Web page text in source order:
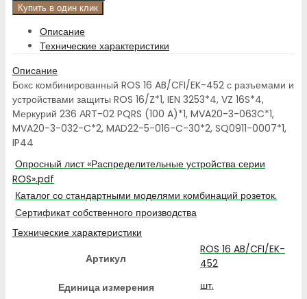
Купить в один клик
Описание
Технические характеристики
Описание
Бокс комбинированный ROS 16 AB/CFI/EK-452 с разъемами и
устройствами защиты ROS 16/Z*1, IEN 3253*4, VZ 16S*4,
Меркурий 236 АRT-02 PQRS (100 A)*1, MVA20-3-063C*1,
MVA20-3-032-C*2, MAD22-5-016-C-30*2, SQ0911-0007*1,
IP44
Опросный лист «Распределительные устройства серии
ROS».pdf
Каталог со стандартными моделями комбинаций розеток.
Сертификат собственного производства
Технические характеристики
Артикул
ROS 16 AB/CFI/EK-
452
Единица измерения
шт.